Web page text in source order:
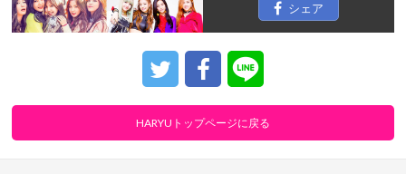
シェア
HARYUトップページに戻る